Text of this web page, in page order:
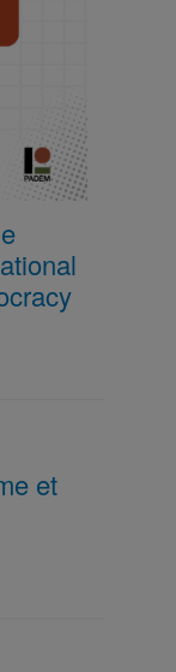
et